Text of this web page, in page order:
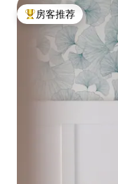
热门「房客推荐」
房客推荐